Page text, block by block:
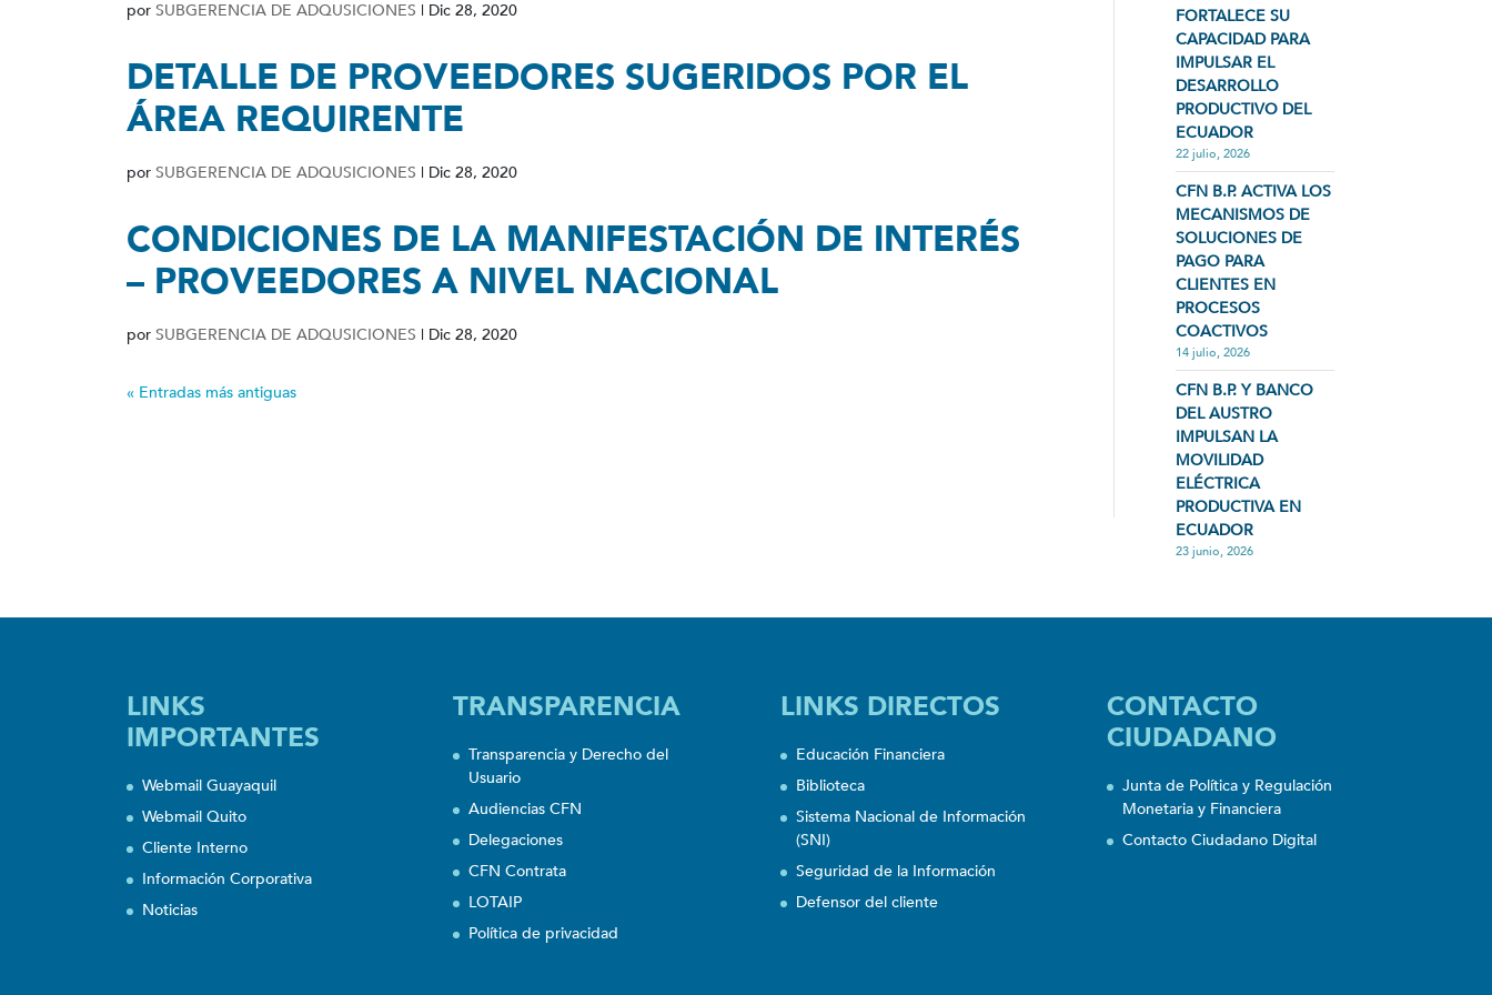
por SUBGERENCIA DE ADQUSICIONES | Dic 28, 2020
DETALLE DE PROVEEDORES SUGERIDOS POR EL
ÁREA REQUIRENTE
por SUBGERENCIA DE ADQUSICIONES | Dic 28, 2020
CONDICIONES DE LA MANIFESTACIÓN DE INTERÉS
– PROVEEDORES A NIVEL NACIONAL
por SUBGERENCIA DE ADQUSICIONES | Dic 28, 2020
« Entradas más antiguas
FORTALECE SU
CAPACIDAD PARA
IMPULSAR EL
DESARROLLO
PRODUCTIVO DEL
ECUADOR
22 julio, 2026
CFN B.P. ACTIVA LOS
MECANISMOS DE
SOLUCIONES DE
PAGO PARA
CLIENTES EN
PROCESOS
COACTIVOS
14 julio, 2026
CFN B.P. Y BANCO
DEL AUSTRO
IMPULSAN LA
MOVILIDAD
ELÉCTRICA
PRODUCTIVA EN
ECUADOR
23 junio, 2026
LINKS
IMPORTANTES
Webmail Guayaquil
Webmail Quito
Cliente Interno
Información Corporativa
Noticias
TRANSPARENCIA
Transparencia y Derecho del
Usuario
Audiencias CFN
Delegaciones
CFN Contrata
LOTAIP
Política de privacidad
LINKS DIRECTOS
Educación Financiera
Biblioteca
Sistema Nacional de Información
(SNI)
Seguridad de la Información
Defensor del cliente
CONTACTO
CIUDADANO
Junta de Política y Regulación
Monetaria y Financiera
Contacto Ciudadano Digital